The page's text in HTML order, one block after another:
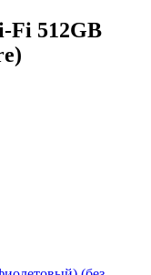
Fi 512GB